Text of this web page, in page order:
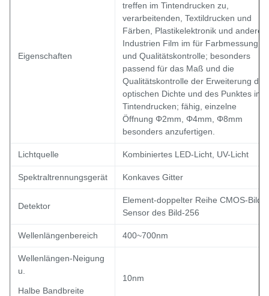
Eigenschaften
treffen im Tintendrucken zu,
verarbeitenden, Textildrucken und
Färben, Plastikelektronik und andere
Industrien Film im für Farbmessung
und Qualitätskontrolle; besonders
passend für das Maß und die
Qualitätskontrolle der Erweiterung der
optischen Dichte und des Punktes im
Tintendrucken; fähig, einzelne
Öffnung Φ2mm, Φ4mm, Φ8mm
besonders anzufertigen.
Lichtquelle Kombiniertes LED-Licht, UV-Licht
Spektraltrennungsgerät Konkaves Gitter
Detektor
Element-doppelter Reihe CMOS-Bild-
Sensor des Bild-256
Wellenlängenbereich 400~700nm
Wellenlängen-Neigung
u.
Halbe Bandbreite
10nm